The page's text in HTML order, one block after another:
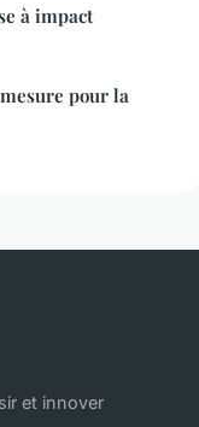
à impact
pour la
et innover